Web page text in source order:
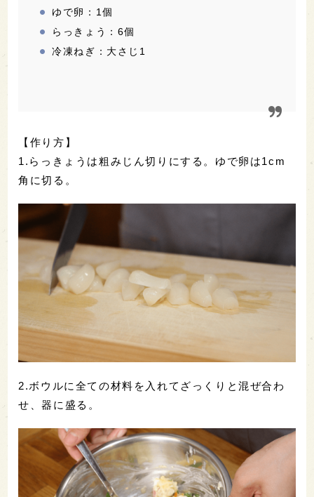
ゆで卵：1個
らっきょう：6個
冷凍ねぎ：大さじ1
【作り方】
1.らっきょうは粗みじん切りにする。ゆで卵は1cm
角に切る。
2.ボウルに全ての材料を入れてざっくりと混ぜ合わ
せ、器に盛る。